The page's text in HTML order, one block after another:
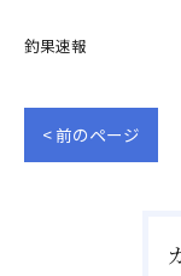
釣果速報
< 前のページ